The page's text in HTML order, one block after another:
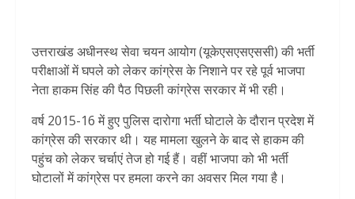
उत्तराखंड अधीनस्थ सेवा चयन आयोग (यूकेएसएसएससी) की भर्ती
परीक्षाओं में घपले को लेकर कांग्रेस के निशाने पर रहे पूर्व भाजपा
नेता हाकम सिंह की पैठ पिछली कांग्रेस सरकार में भी रही।
वर्ष 2015-16 में हुए पुलिस दारोगा भर्ती घोटाले के दौरान प्रदेश में
कांग्रेस की सरकार थी। यह मामला खुलने के बाद से हाकम की
पहुंच को लेकर चर्चाएं तेज हो गई हैं। वहीं भाजपा को भी भर्ती
घोटालों में कांग्रेस पर हमला करने का अवसर मिल गया है।